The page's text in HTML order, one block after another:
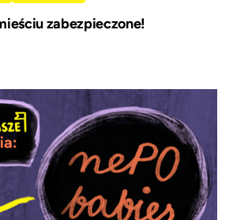
zabezpieczone!